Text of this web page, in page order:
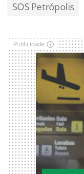
SOS Petrópolis
Publicidade